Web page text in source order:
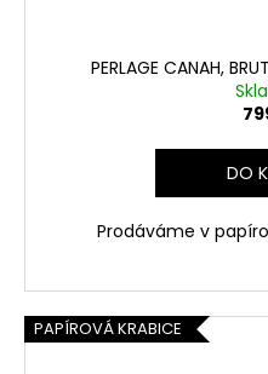
PERLAGE CANAH,
DO
Prodáváme v
PAPÍROVÁ KRABICE